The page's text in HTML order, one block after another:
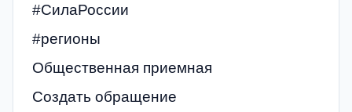
#СилаРоссии
#регионы
Общественная приемная
Создать обращение